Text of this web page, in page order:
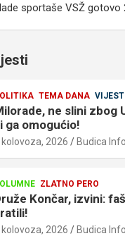
sportaše VSŽ gotovo
TEMA DANA
ne slini zbog
ga omogućio!
kolovoza, 2026 Budica Info
ZLATNO PERO
Končar, izvini:
kolovoza, 2026 Budica Info